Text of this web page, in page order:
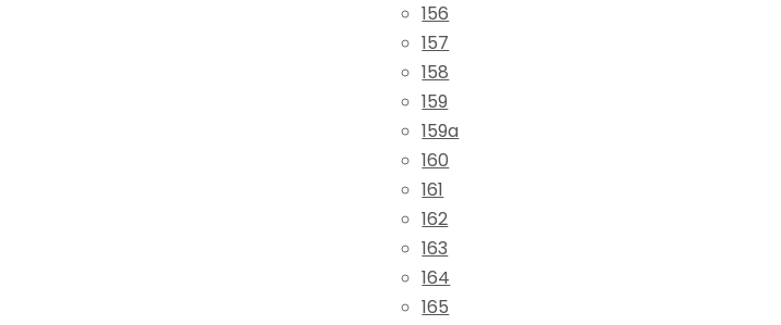
156
157
158
159
159a
160
161
162
163
164
165